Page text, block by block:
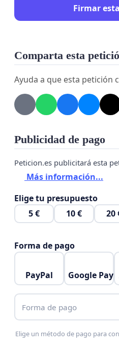
Firmar
Comparta esta
Ayuda a que esta petición
Publicidad de pago
Peticion.es publicitará esta
Más información...
Elige tu presupuesto
5 €
10 € 20
Forma de pago
PayPal Google Pay
Forma de pago
Elige un método de pago para